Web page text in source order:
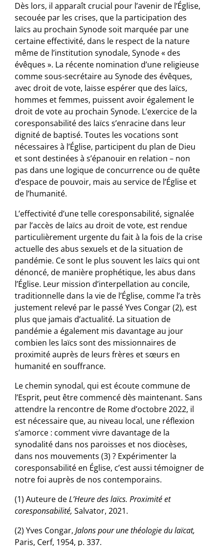
Dès lors, il apparaît crucial pour l’avenir de l’Église,
secouée par les crises, que la participation des
laïcs au prochain Synode soit marquée par une
certaine effectivité, dans le respect de la nature
même de l’institution synodale, Synode « des
évêques ». La récente nomination d’une religieuse
comme sous-secrétaire au Synode des évêques,
avec droit de vote, laisse espérer que des laïcs,
hommes et femmes, puissent avoir également le
droit de vote au prochain Synode. L’exercice de la
coresponsabilité des laïcs s’enracine dans leur
dignité de baptisé. Toutes les vocations sont
nécessaires à l’Église, participent du plan de Dieu
et sont destinées à s’épanouir en relation – non
pas dans une logique de concurrence ou de quête
d’espace de pouvoir, mais au service de l’Église et
de l’humanité.
L’effectivité d’une telle coresponsabilité, signalée
par l’accès de laïcs au droit de vote, est rendue
particulièrement urgente du fait à la fois de la crise
actuelle des abus sexuels et de la situation de
pandémie. Ce sont le plus souvent les laïcs qui ont
dénoncé, de manière prophétique, les abus dans
l’Église. Leur mission d’interpellation au concile,
traditionnelle dans la vie de l’Église, comme l’a très
justement relevé par le passé Yves Congar (2), est
plus que jamais d’actualité. La situation de
pandémie a également mis davantage au jour
combien les laïcs sont des missionnaires de
proximité auprès de leurs frères et sœurs en
humanité en souffrance.
Le chemin synodal, qui est écoute commune de
l’Esprit, peut être commencé dès maintenant. Sans
attendre la rencontre de Rome d’octobre 2022, il
est nécessaire que, au niveau local, une réflexion
s’amorce : comment vivre davantage de la
synodalité dans nos paroisses et nos diocèses,
dans nos mouvements (3) ? Expérimenter la
coresponsabilité en Église, c’est aussi témoigner de
notre foi auprès de nos contemporains.
(1) Auteure deL’Heure des laïcs. Proximité et
coresponsabilité,Salvator, 2021.
(2) Yves Congar,Jalons pour une théologie du laïcat,
Paris, Cerf, 1954, p. 337.